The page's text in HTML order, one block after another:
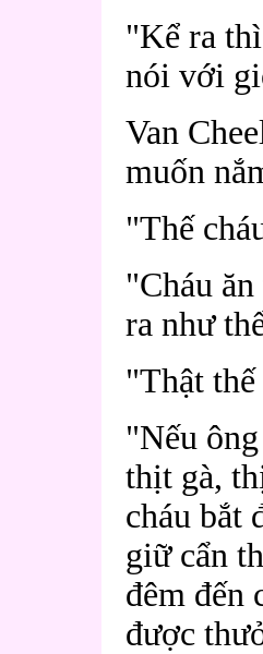
"Kể ra
nói với
Van
muốn
"Thế
"Cháu
ra như
"Thật
"Nếu
thịt gà,
cháu bắt
giữ cẩn
đêm đến
được